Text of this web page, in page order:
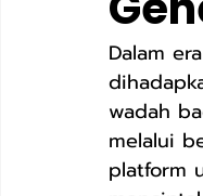
SD Islam Al Azhar 13
SMA Islam Al Azhar
Dalam
wadah
melalui
platform